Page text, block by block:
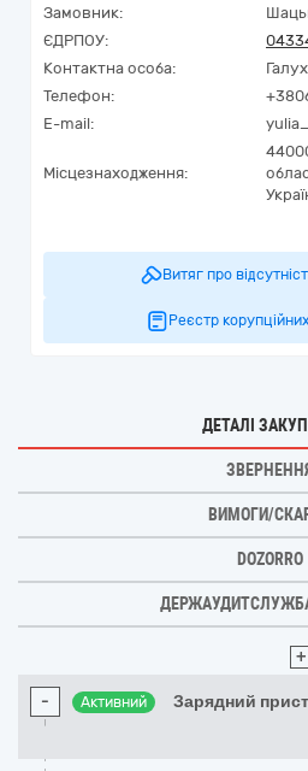
Замовник:
ЄДРПОУ:
Контактна особа:
Телефон:
E-mail:
Місцезнаходження:
Витяг про
Реєстр
ДЕТАЛІ
ВИМОГИ/
DOZORRO
+
- Активний Зарядний